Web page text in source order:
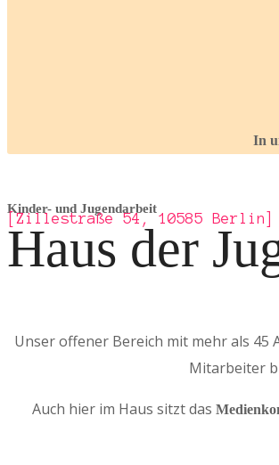
In
Kinder- und Jugendarbeit
[Zillestraße 54, 10585 Berlin]
Haus der
Unser offener Bereich mit mehr als
Mitarbeiter
Auch hier im Haus sitzt das